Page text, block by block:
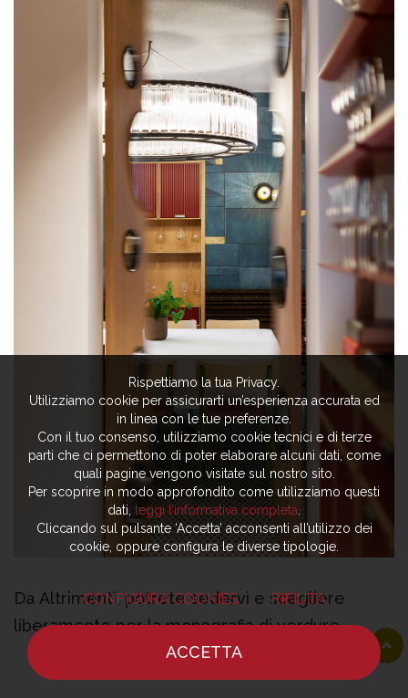
Da Altrimenti, potrete sedervi e scegliere
liberamente per la monografia di verdure
oppure per un romanzo al dente e con la trama
marezzata. Sarete circondati da più di 70
Rispettiamo la tua Privacy.
Utilizziamo cookie per assicurarti un’esperienza accurata ed
in linea con le tue preferenze.
Con il tuo consenso, utilizziamo cookie tecnici e di terze
parti che ci permettono di poter elaborare alcuni dati, come
quali pagine vengono visitate sul nostro sito.
Per scoprire in modo approfondito come utilizziamo questi
dati,
leggi l’informativa completa
Cliccando sul pulsante ‘Accetta’ acconsenti all’utilizzo dei
cookie, oppure configura le diverse tipologie.
CONFIGURA COOKIES RIFIUTA
ACCETTA